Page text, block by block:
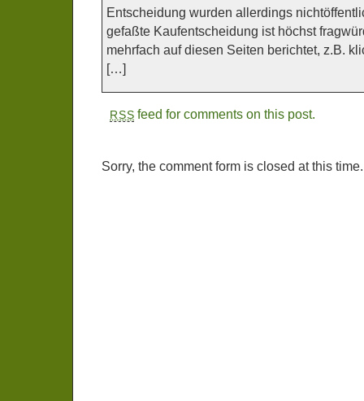
Entscheidung wurden allerdings
gefaßte Kaufentscheidung ist höchst
mehrfach auf diesen Seiten berichtet, z.B.
[…]
RSS feed for comments on this post.
Sorry, the comment form is closed at this time.